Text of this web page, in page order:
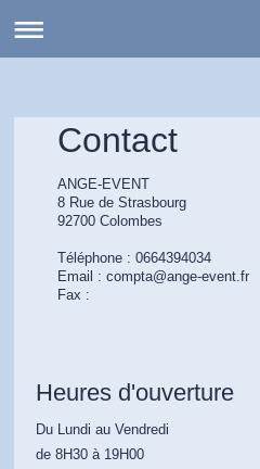
Contact
ANGE-EVENT
8 Rue de Strasbourg
92700 Colombes
Téléphone : 0664394034
Email : compta@ange-event.fr
Fax :
Heures d'ouverture
Du Lundi au Vendredi
de 8H30 à 19H00